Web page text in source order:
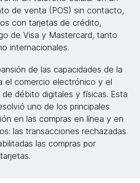
de venta (POS) sin contacto,
con tarjetas de crédito,
de Visa y Mastercard, tanto
internacionales.
de las capacidades de la
el comercio electrónico y el
débito digitales y físicas. Esta
uno de los principales
en las compras en línea y en
las transacciones rechazadas
las compras por